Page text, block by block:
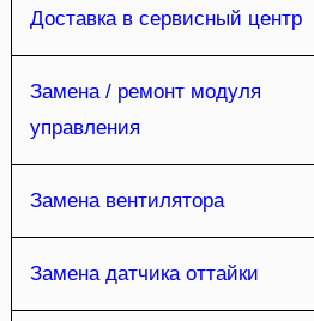
Доставка в сервисный центр
Замена / ремонт модуля
управления
Замена вентилятора
Замена датчика оттайки